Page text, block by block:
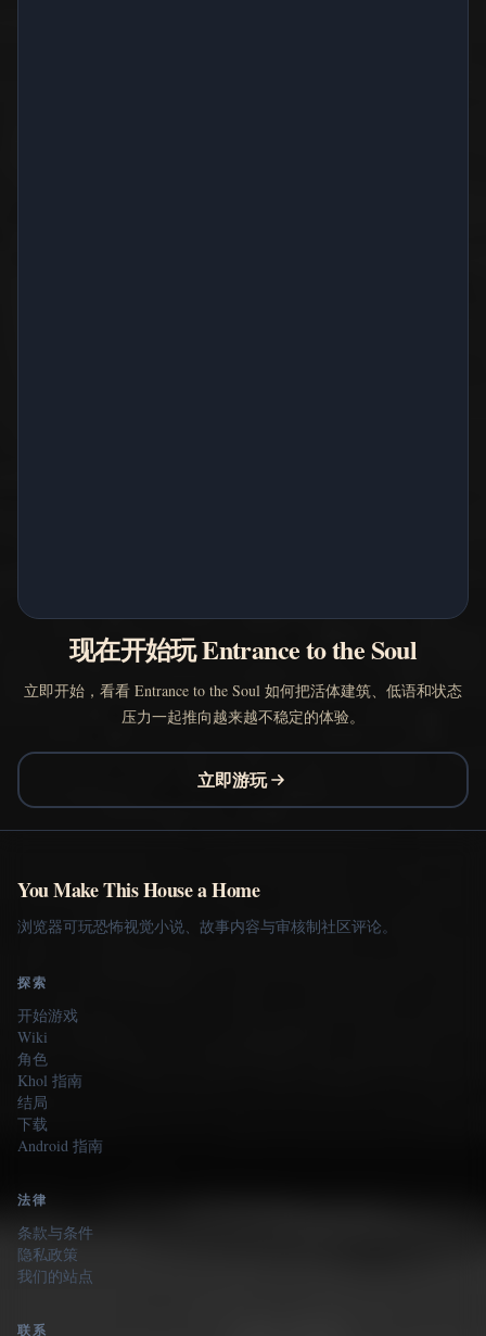
现在开始玩 Entrance to the Soul
立即开始，看看 Entrance to the Soul 如何把活体建筑、低语和状态
压力一起推向越来越不稳定的体验。
立即游玩
You Make This House a Home
浏览器可玩恐怖视觉小说、故事内容与审核制社区评论。
探索
开始游戏
Wiki
角色
Khol 指南
结局
下载
Android 指南
法律
条款与条件
隐私政策
我们的站点
联系